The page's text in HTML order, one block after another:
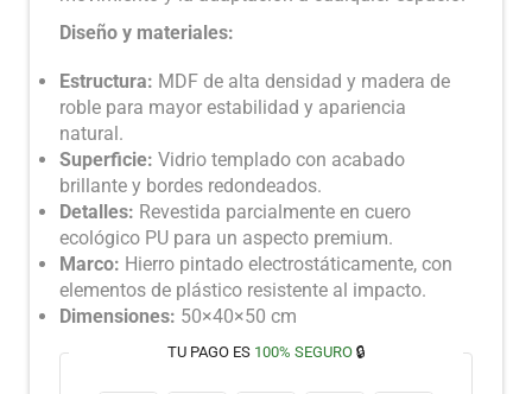
Diseño y materiales:
Estructura: MDF de alta densidad y madera de
roble para mayor estabilidad y apariencia
natural.
Superficie: Vidrio templado con acabado
brillante y bordes redondeados.
Detalles: Revestida parcialmente en cuero
ecológico PU para un aspecto premium.
Marco: Hierro pintado electrostáticamente, con
elementos de plástico resistente al impacto.
Dimensiones: 50×40×50 cm
TU PAGO ES 100% SEGURO🔒